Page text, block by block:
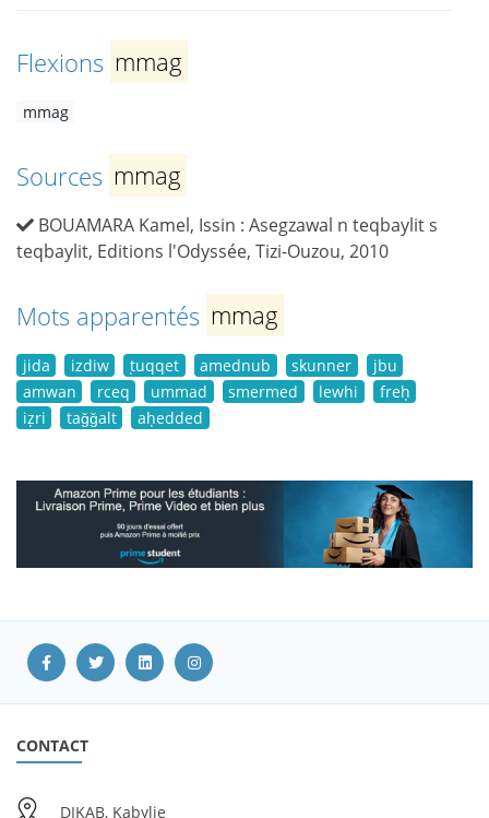
Flexions mmag
mmag
Sources mmag
BOUAMARA Kamel, Issin : Asegzawal n teqbaylit s
teqbaylit, Editions l'Odyssée, Tizi-Ouzou, 2010
Mots apparentés mmag
jida izdiw ṭuqqet amednub skunner
jbu
amwan
rceq ummad smermed lewhi
freḥ
iẓri
taǧǧalt aḥedded
CONTACT
DIKAB, Kabylie